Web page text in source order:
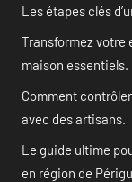
Les étapes clés
Transformez votre
maison essentiels.
Comment
avec des artisans.
Le guide ultime
en région de